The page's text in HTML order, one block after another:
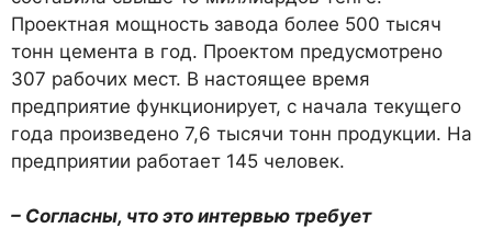
Проектная мощность завода более 500 тысяч
тонн цемента в год. Проектом предусмотрено
307 рабочих мест. В настоящее время
предприятие функционирует, с начала текущего
года произведено 7,6 тысячи тонн продукции. На
предприятии работает 145 человек.
– Согласны, что это интервью требует